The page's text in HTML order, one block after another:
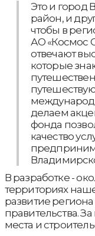
Это и город
район, и
чтобы в
АО «Космос
отвечают
которые
делаем
фонда
качество
В разработке -
территориях
развитие
правительства.
места и